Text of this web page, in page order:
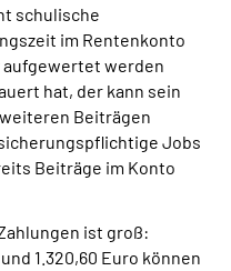
schulische
im Rentenkonto
werden
hat, der kann sein
Beiträgen
Jobs
Beiträge im Konto
ist groß:
1.320,60 Euro können